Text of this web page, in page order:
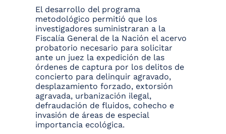
El desarrollo del programa
metodológico permitió que los
investigadores suministraran a la
Fiscalía General de la Nación el acervo
probatorio necesario para solicitar
ante un juez la expedición de las
órdenes de captura por los delitos de
concierto para delinquir agravado,
desplazamiento forzado, extorsión
agravada, urbanización ilegal,
defraudación de fluidos, cohecho e
invasión de áreas de especial
importancia ecológica.